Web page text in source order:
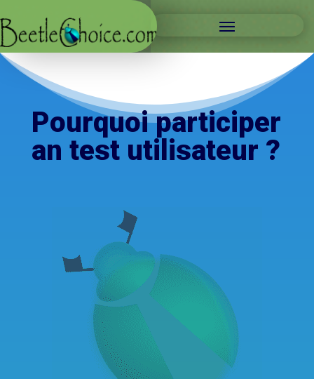
Pourquoi participer
an test utilisateur ?